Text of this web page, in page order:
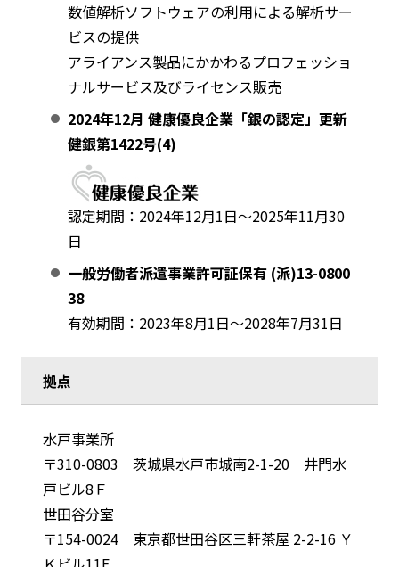
数値解析ソフトウェアの利用による解析サー
ビスの提供
アライアンス製品にかかわるプロフェッショ
ナルサービス及びライセンス販売
2024年12月 健康優良企業「銀の認定」更新
健銀第1422号(4)
認定期間：2024年12月1日～2025年11月30
日
一般労働者派遣事業許可証保有 (派)13-0800
38
有効期間：2023年8月1日～2028年7月31日
拠点
水戸事業所
〒310-0803 茨城県水戸市城南2-1-20 井門水
戸ビル8Ｆ
世田谷分室
〒154-0024 東京都世田谷区三軒茶屋 2-2-16 Ｙ